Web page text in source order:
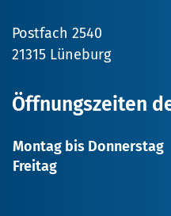
Postfach 2540
21315 Lüneburg
Öffnungszeiten
Montag bis Donnerstag
Freitag